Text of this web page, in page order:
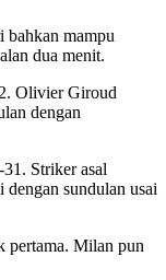
bahkan mampu
dua menit.
Olivier Giroud
dengan
Striker asal
sundulan usai
pertama. Milan pun